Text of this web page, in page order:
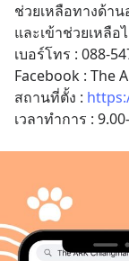
ช่วยเหลือทางด้า
และเข้าช่วยเหลือ
เบอร์โทร : 088-
Facebook : The
สถานที่ตั้ง :
เวลาทำการ :